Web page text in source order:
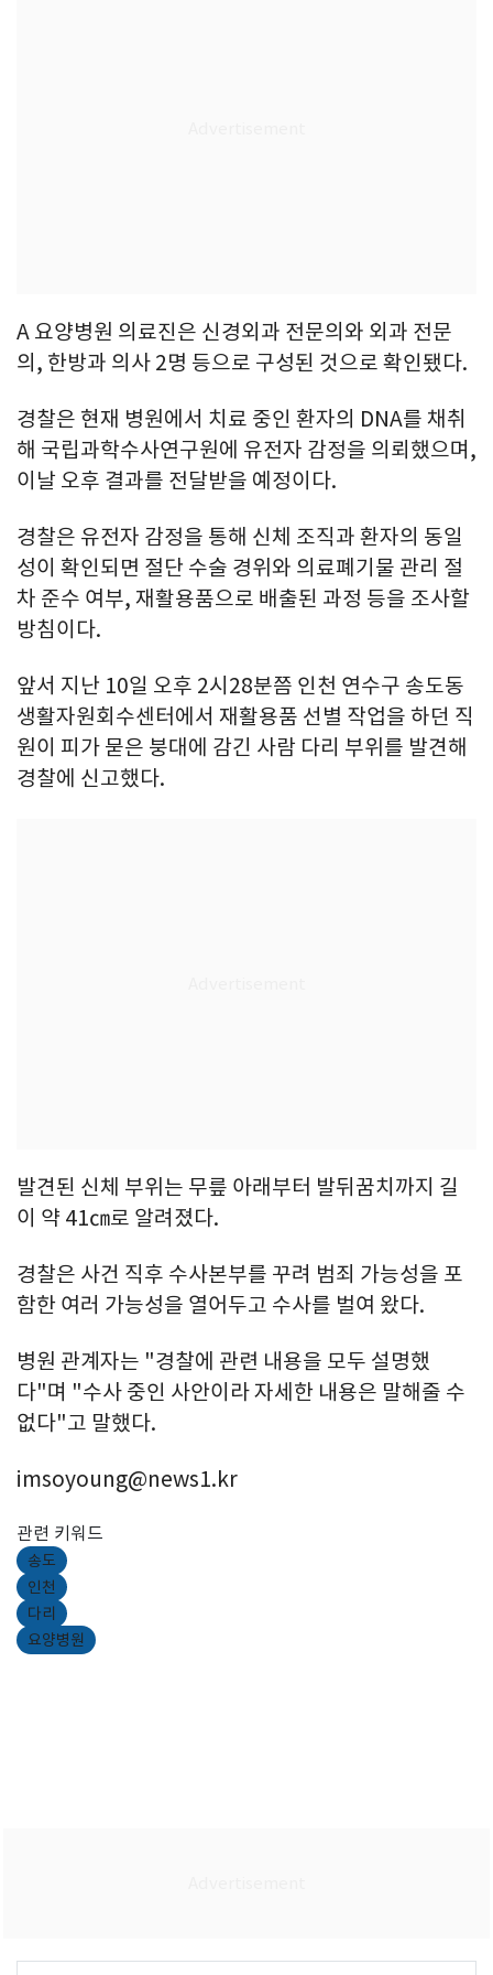
A 요양병원 의료진은 신경외과 전문의와 외과 전문
의, 한방과 의사 2명 등으로 구성된 것으로 확인됐다.
경찰은 현재 병원에서 치료 중인 환자의 DNA를 채취
해 국립과학수사연구원에 유전자 감정을 의뢰했으며,
이날 오후 결과를 전달받을 예정이다.
경찰은 유전자 감정을 통해 신체 조직과 환자의 동일
성이 확인되면 절단 수술 경위와 의료폐기물 관리 절
차 준수 여부, 재활용품으로 배출된 과정 등을 조사할
방침이다.
앞서 지난 10일 오후 2시28분쯤 인천 연수구 송도동
생활자원회수센터에서 재활용품 선별 작업을 하던 직
원이 피가 묻은 붕대에 감긴 사람 다리 부위를 발견해
경찰에 신고했다.
발견된 신체 부위는 무릎 아래부터 발뒤꿈치까지 길
이 약 41㎝로 알려졌다.
경찰은 사건 직후 수사본부를 꾸려 범죄 가능성을 포
함한 여러 가능성을 열어두고 수사를 벌여 왔다.
병원 관계자는 "경찰에 관련 내용을 모두 설명했
다"며 "수사 중인 사안이라 자세한 내용은 말해줄 수
없다"고 말했다.
imsoyoung@news1.kr
관련 키워드
송도
인천
다리
요양병원